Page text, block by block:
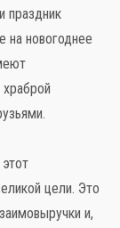
праздник
на новогоднее
цели. Это
и,